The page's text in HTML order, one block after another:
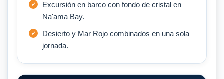
Excursión en barco con fondo de cristal en
Na'ama Bay.
Desierto y Mar Rojo combinados en una sola
jornada.